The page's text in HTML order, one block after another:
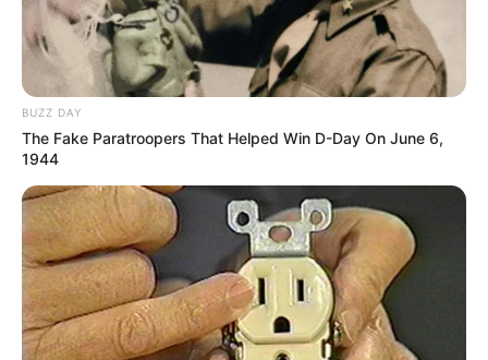
Jerome Polin
VOTE
Tanggal Lahir:
2 Mei1998
Tempat Lahir:
Surabaya,Jawa Timur,Indonesia
BUZZ DAY
The Fake Paratroopers That Helped Win D-Day On June 6,
1944